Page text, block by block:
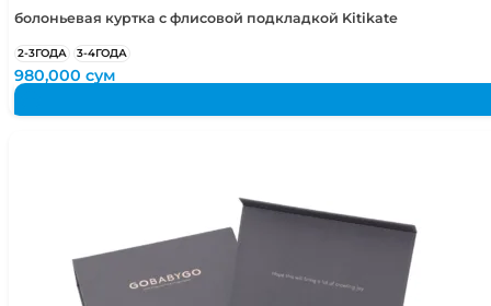
болоньевая куртка с флисовой подкладкой Kitikate
2-3ГОДА 3-4ГОДА
980,000сум